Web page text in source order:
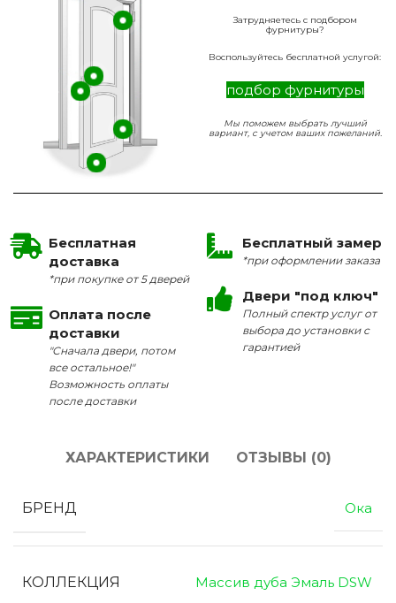
Затрудняетесь с подбором
фурнитуры?
Воспользуйтесь бесплатной услугой:
подбор фурнитуры
Мы поможем выбрать лучший
вариант, с учетом ваших пожеланий.
Бесплатная
доставка
*при покупке от 5 дверей
Оплата после
доставки
"Сначала двери, потом
все остальное!"
Возможность оплаты
после доставки
Бесплатный замер
*при оформлении заказа
Двери "под ключ"
Полный спектр услуг от
выбора до установки с
гарантией
ХАРАКТЕРИСТИКИ ОТЗЫВЫ (0)
БРЕНД Ока
КОЛЛЕКЦИЯ Массив дуба Эмаль DSW